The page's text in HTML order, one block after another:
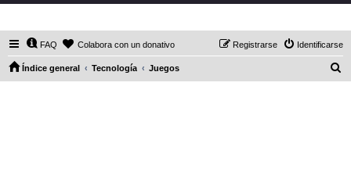
FAQ Colabora con un donativo Identificarse
Registrarse
Índice general Tecnología Juegos